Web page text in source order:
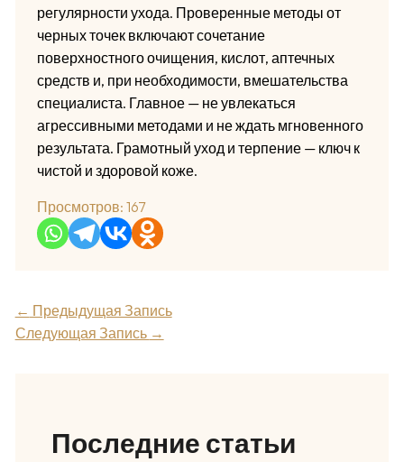
регулярности ухода. Проверенные методы от
черных точек включают сочетание
поверхностного очищения, кислот, аптечных
средств и, при необходимости, вмешательства
специалиста. Главное — не увлекаться
агрессивными методами и не ждать мгновенного
результата. Грамотный уход и терпение — ключ к
чистой и здоровой коже.
Просмотров: 167
← Предыдущая Запись
Следующая Запись →
Последние статьи